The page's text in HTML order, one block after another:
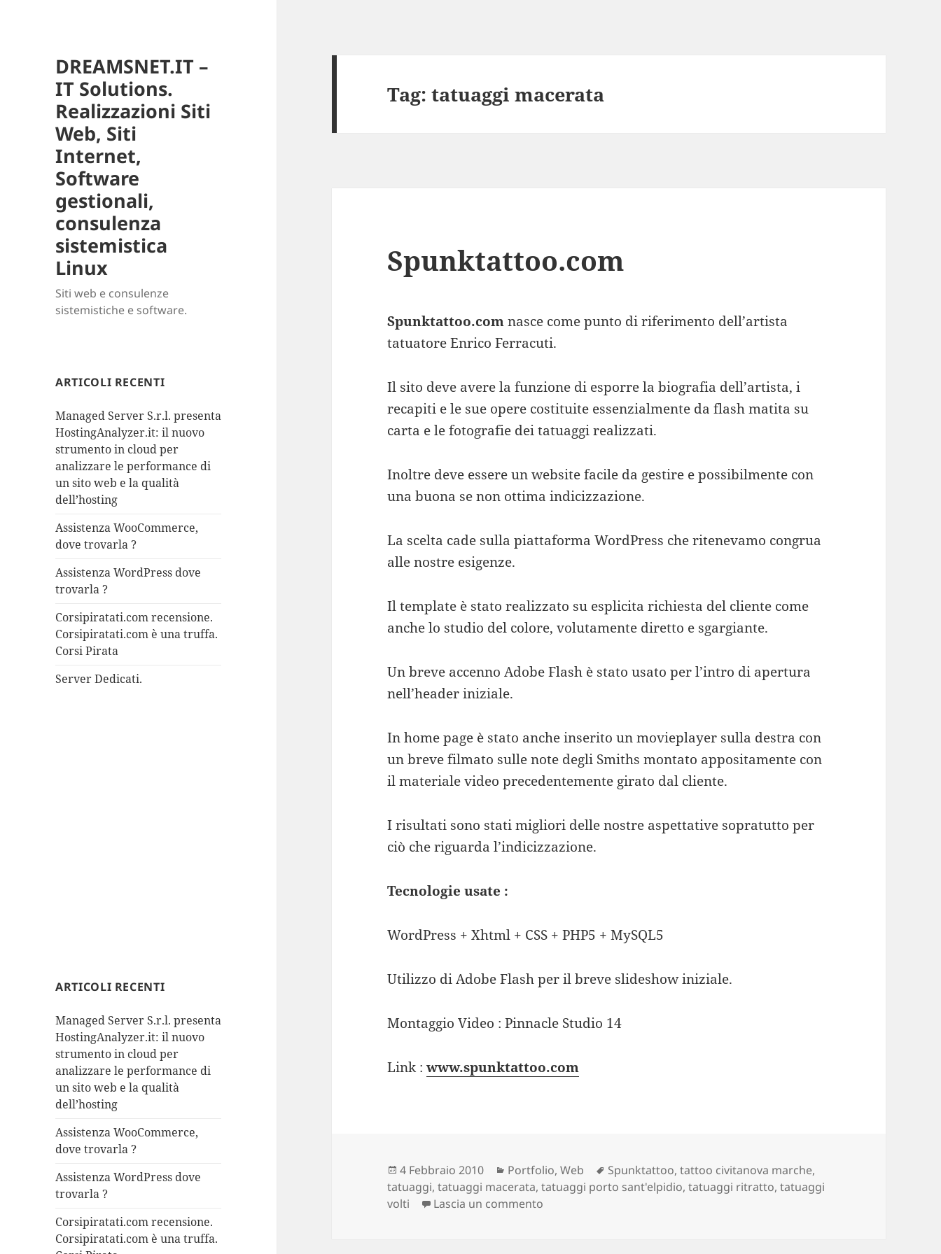
DREAMSNET.IT –
IT Solutions.
Realizzazioni Siti
Web, Siti
Internet,
Software
gestionali,
consulenza
sistemistica
Linux
Siti web e consulenze
sistemistiche e software.
ARTICOLI RECENTI
Managed Server S.r.l. presenta
HostingAnalyzer.it: il nuovo
strumento in cloud per
analizzare le performance di
un sito web e la qualità
dell’hosting
Assistenza WooCommerce,
dove trovarla ?
Assistenza WordPress dove
trovarla ?
Corsipiratati.com recensione.
Corsipiratati.com è una truffa.
Corsi Pirata
Server Dedicati.
ARTICOLI RECENTI
Managed Server S.r.l. presenta
HostingAnalyzer.it: il nuovo
strumento in cloud per
analizzare le performance di
un sito web e la qualità
dell’hosting
Assistenza WooCommerce,
dove trovarla ?
Assistenza WordPress dove
trovarla ?
Corsipiratati.com recensione.
Corsipiratati.com è una truffa.
Tag:tatuaggi macerata
Spunktattoo.com
Spunktattoo.comnasce come punto di riferimento dell’artista
tatuatore Enrico Ferracuti.
Il sito deve avere la funzione di esporre la biografia dell’artista, i
recapiti e le sue opere costituite essenzialmente da flash matita su
carta e le fotografie dei tatuaggi realizzati.
Inoltre deve essere un website facile da gestire e possibilmente con
una buona se non ottima indicizzazione.
La scelta cade sulla piattaforma WordPress che ritenevamo congrua
alle nostre esigenze.
Il template è stato realizzato su esplicita richiesta del cliente come
anche lo studio del colore, volutamente diretto e sgargiante.
Un breve accenno Adobe Flash è stato usato per l’intro di apertura
nell’header iniziale.
In home page è stato anche inserito un movieplayer sulla destra con
un breve filmato sulle note degli Smiths montato appositamente con
il materiale video precedentemente girato dal cliente.
I risultati sono stati migliori delle nostre aspettative sopratutto per
ciò che riguarda l’indicizzazione.
Tecnologie usate :
WordPress + Xhtml + CSS + PHP5 + MySQL5
Utilizzo di Adobe Flash per il breve slideshow iniziale.
Montaggio Video : Pinnacle Studio 14
Link :www.spunktattoo.com
Scritto
il
4 Febbraio 2010 Categorie
Portfolio,Web Tag
Spunktattoo,tattoo civitanova marche,
tatuaggi,tatuaggi macerata,tatuaggi porto sant'elpidio,tatuaggi ritratto,tatuaggi
volti
Lascia un commento